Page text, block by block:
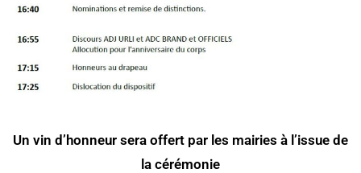
Un vin d’honneur sera offert par les mairies à l’issue de
la cérémonie